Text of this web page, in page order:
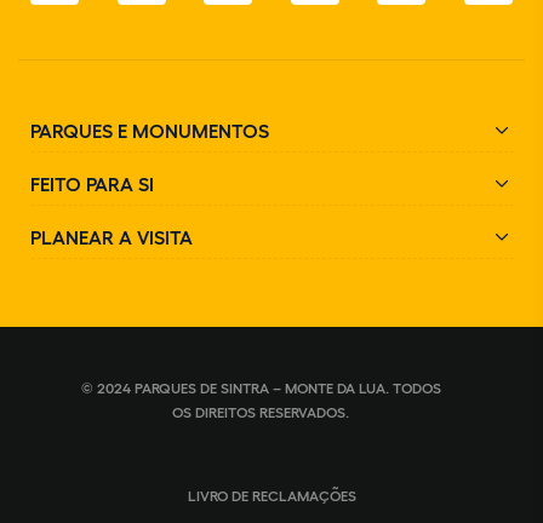
PARQUES E MONUMENTOS
FEITO PARA SI
PLANEAR A VISITA
© 2024 PARQUES DE SINTRA – MONTE DA LUA. TODOS
OS DIREITOS RESERVADOS.
LIVRO DE RECLAMAÇÕES